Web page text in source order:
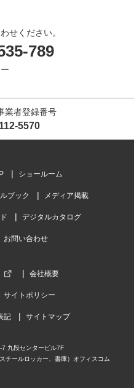
せください。
789
業者登録番号
5570
ショールーム
ブック メディア掲載
デジタルカタログ
お問い合わせ
会社概要
サイトポリシー
記 サイトマップ
九段センタービル7F
チールロッカー、書庫）オフィスコム